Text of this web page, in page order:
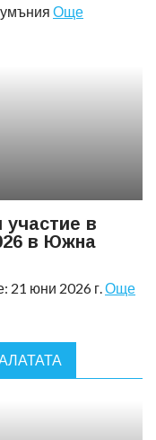
Още
участие в
в Южна
21 юни 2026 г.Още